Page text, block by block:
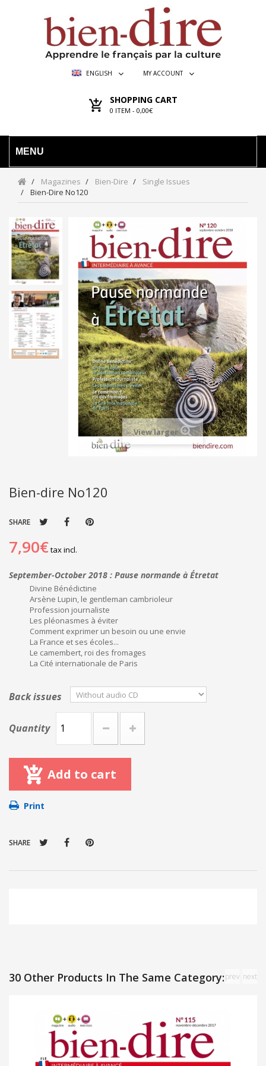
ENGLISH MY ACCOUNT
SHOPPING CART
0 ITEM - 0,00€
MENU
Magazines Bien-Dire
Single Issues
Bien-Dire No120
View larger
Bien-dire No120
SHARE
7,90€tax incl.
September-October 2018 : Pause normande à Étretat
Divine Bénédictine
Arsène Lupin, le gentleman cambrioleur
Profession journaliste
Les pléonasmes à éviter
Comment exprimer un besoin ou une envie
La France et ses écoles...
Le camembert, roi des fromages
La Cité internationale de Paris
Back issues
Quantity
Add to cart
Print
SHARE
30 Other Products In The Same Category:prev next